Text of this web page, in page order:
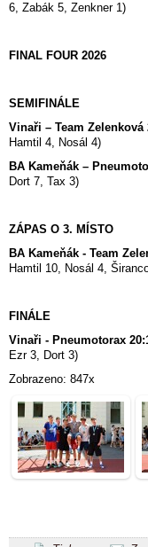
6, Zabák 5, Zenkner 1)
FINAL FOUR 2026
SEMIFINÁLE
Vinaři – Team Zelenková
Hamtil 4, Nosál 4)
BA Kameňák –
Dort 7, Tax 3)
ZÁPAS O 3. MÍSTO
BA Kameňák - Team
Hamtil 10, Nosál 4,
FINÁLE
Vinaři - Pneumotorax
Ezr 3, Dort 3)
Zobrazeno: 847x